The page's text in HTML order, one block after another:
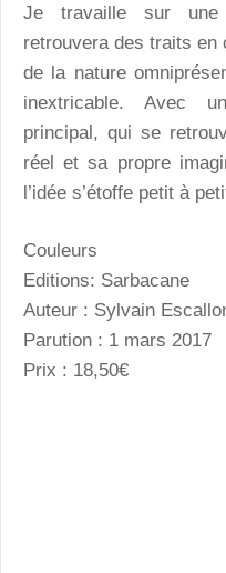
Je travaille sur une
retrouvera des traits en
de la nature
inextricable. Avec
principal, qui se
réel et sa propre
l’idée s’étoffe petit à
Couleurs
Editions: Sarbacane
Auteur : Sylvain
Parution : 1 mars 2017
Prix : 18,50€